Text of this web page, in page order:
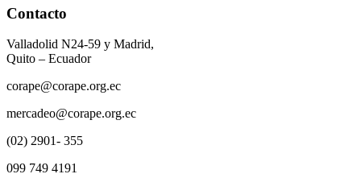
Contacto
Valladolid N24-59 y Madrid,
Quito – Ecuador
corape@corape.org.ec
mercadeo@corape.org.ec
(02) 2901- 355
099 749 4191